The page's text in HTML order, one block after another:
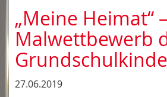
„Meine Heimat“ –
Malwettbewerb
27.06.2019